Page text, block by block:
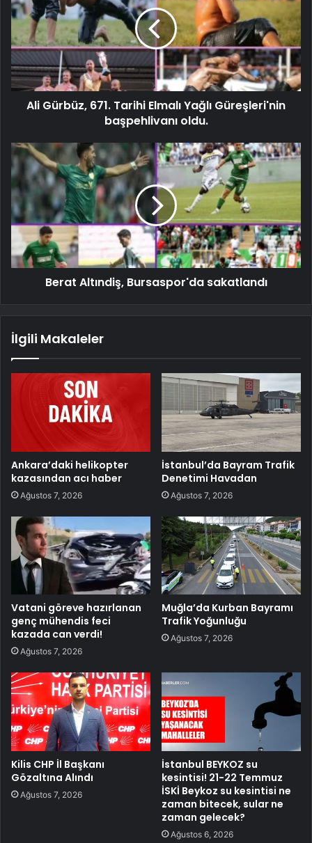
Ali Gürbüz, 671. Tarihi Elmalı Yağlı Güreşleri'nin
başpehlivanı oldu.
Berat Altındiş, Bursaspor'da sakatlandı
İlgili Makaleler
Ankara’daki helikopter
kazasından acı haber
Ağustos 7, 2026
İstanbul’da Bayram Trafik
Denetimi Havadan
Ağustos 7, 2026
Vatani göreve hazırlanan
genç mühendis feci
kazada can verdi!
Ağustos 7, 2026
Muğla’da Kurban Bayramı
Trafik Yoğunluğu
Ağustos 7, 2026
Kilis CHP İl Başkanı
Gözaltına Alındı
Ağustos 7, 2026
İstanbul BEYKOZ su
kesintisi! 21-22 Temmuz
İSKİ Beykoz su kesintisi ne
zaman bitecek, sular ne
zaman gelecek?
Ağustos 6, 2026